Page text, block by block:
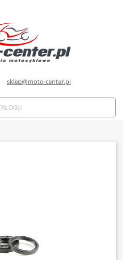
sklep@moto-center.pl